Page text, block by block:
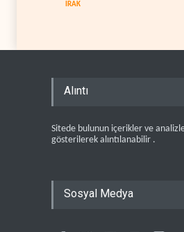
IRAK
Alıntı
Sitede bulunun içerikler ve
gösterilerek alıntılanabilir .
Sosyal Medya